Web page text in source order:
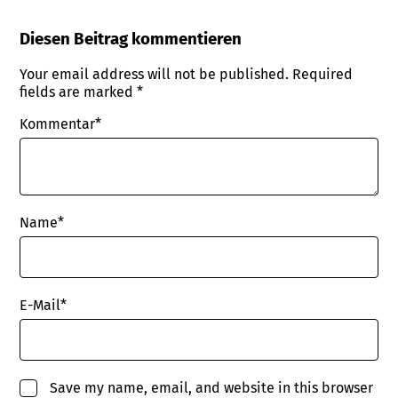
Diesen Beitrag kommentieren
Your email address will not be published. Required
fields are marked*
Kommentar*
Name*
E-Mail*
Save my name, email, and website in this browser